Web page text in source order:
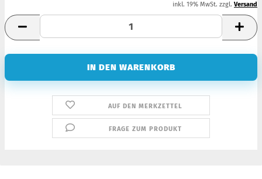
inkl. 19% MwSt. zzgl. Versand
AUF DEN MERKZETTEL
FRAGE ZUM PRODUKT